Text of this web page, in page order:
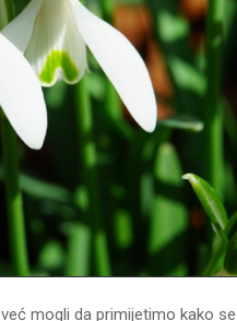
mogli da primijetimo kako